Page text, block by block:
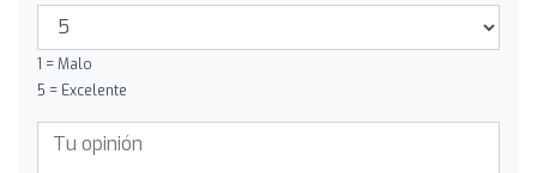
1 = Malo
5 = Excelente